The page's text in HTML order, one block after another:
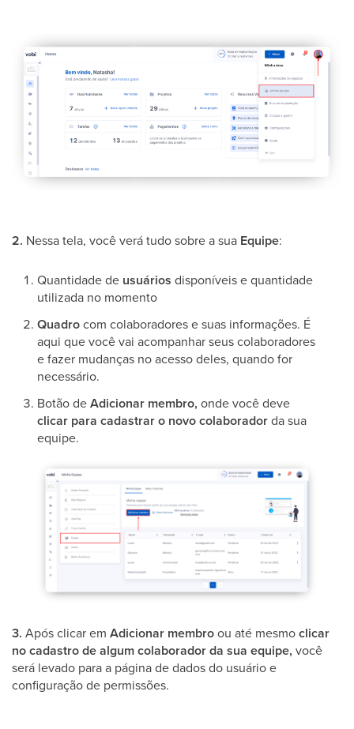
2. Nessa tela, você verá tudo sobre a sua Equipe:
Quantidade de usuários disponíveis e quantidade
utilizada no momento
Quadrocom colaboradores e suas informações. É
aqui que você vai acompanhar seus colaboradores
e fazer mudanças no acesso deles, quando for
necessário.
Botão deAdicionar membro, onde você deve
clicar para cadastrar o novo colaboradorda sua
equipe.
3. Após clicar em Adicionar membroou até mesmoclicar
no cadastro de algum colaborador da sua equipe, você
será levado para a página de dados do usuário e
configuração de permissões.